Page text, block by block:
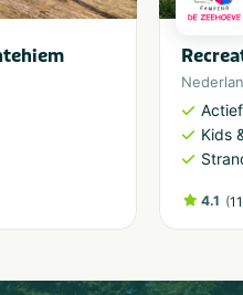
Kids
4.1 (